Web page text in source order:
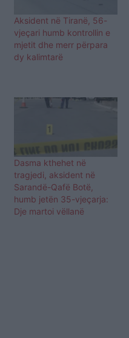
Aksident në Tiranë, 56-
vjeçari humb kontrollin e
mjetit dhe merr përpara
dy kalimtarë
Dasma kthehet në
tragjedi, aksident në
Sarandë-Qafë Botë,
humb jetën 35-vjeçarja:
Dje martoi vëllanë